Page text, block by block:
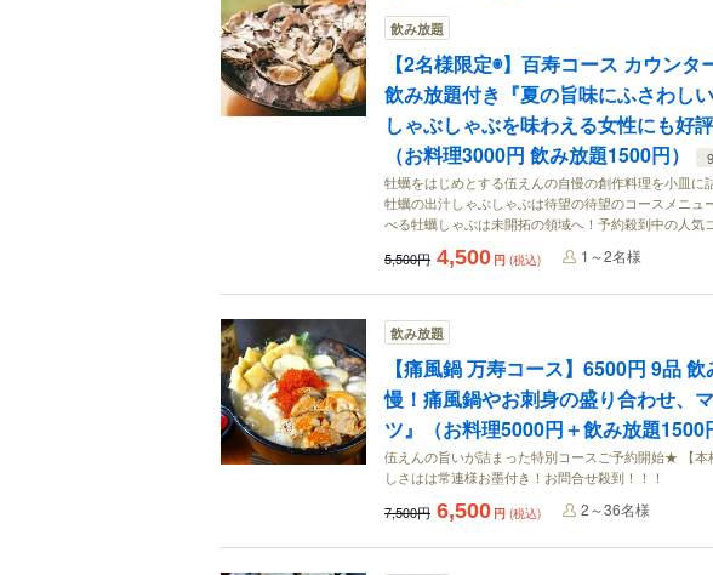
飲み放題
【2名様限定◉】百寿コース カウン
飲み放題付き『夏の旨味にふさわし
しゃぶしゃぶを味わえる女性にも好
（お料理3000円 飲み放題1500円）
牡蠣をはじめとする伍えんの自慢の創作料理を小皿
牡蠣の出汁しゃぶしゃぶは待望の待望のコースメニュ
べる牡蠣しゃぶは未開拓の領域へ！予約殺到中の人気
5,500円 4,500 円 (税込) 1～2名様
飲み放題
【痛風鍋 万寿コース】6500円 9品
慢！痛風鍋やお刺身の盛り合わせ、
ツ』（お料理5000円＋飲み放題1500
伍えんの旨いが詰まった特別コースご予約開始★ 【
しさはは常連様お墨付き！お問合せ殺到！！！
7,500円 6,500 円 (税込) 2～36名様